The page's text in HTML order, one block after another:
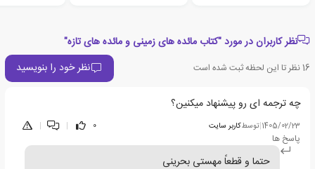
نظر کاربران در مورد "کتاب مائده های زمینی و مائده های تازه"
16نظر تا این لحظه ثبت شده است نظر خود را بنویسید
چه ترجمه ای رو پیشنهاد میکنین؟
1405/02/23
|توسطکاربر سایت 0
|
|
پاسخ ها
حتما و قطعاً مهستی بحرینی